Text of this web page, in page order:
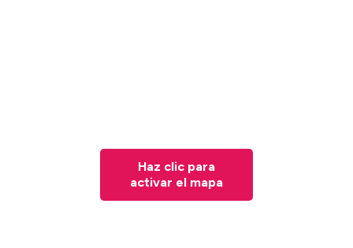
Haz clic para
activar el mapa